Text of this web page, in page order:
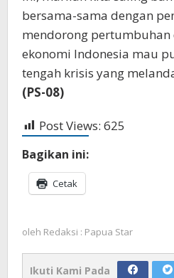
bersama-sama dengan
mendorong
ekonomi Indonesia mau
tengah krisis yang
(PS-08)
Post Views: 625
Bagikan ini:
Cetak
oleh Redaksi : Papua Star
Ikuti Kami Pada